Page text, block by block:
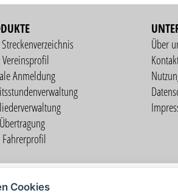
Anmeldung
Über
Cookies